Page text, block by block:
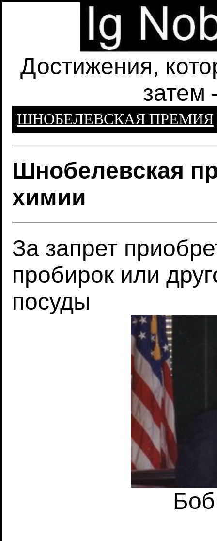
Достижения,
затем
ШНОБЕЛЕВСКАЯ ПРЕМИЯ
Шнобелевская
химии
За запрет
пробирок или
посуды
Боб